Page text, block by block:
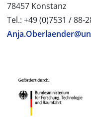
78457 Konstanz
Tel.: +49 (0)7531 / 88-